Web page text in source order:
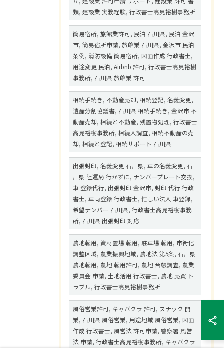
類, 建設業 実務経験, 行政書士高見裕樹事務所
簡易宿所, 旅館業許可, 民泊 石川県, 民泊 金沢
市, 簡易宿所申請, 旅館業 石川県, 金沢市 民泊
条例, 消防設備 簡易宿所, 図面作成 行政書士,
用途変更 民泊, Airbnb 許可, 行政書士高見裕樹
事務所, 石川県 旅館業 許可
相続手続き, 不動産売却, 相続登記, 名義変更,
遺産分割協議書, 石川県 相続手続き, 金沢市 不
動産売却, 相続と不動産, 残置物処理, 行政書士
高見裕樹事務所, 相続人調査, 相続不動産の売
却, 相続と登記, 相続サポート 石川県
出張封印, 名義変更 石川県, 車の名義変更, 石
川県 陸運局 行かずに, ナンバープレート交換,
車 登録代行, 出張封印 金沢市, 封印 代行 行政
書士, 車両登録 行政書士, 忙しい法人 車登録,
希望ナンバー 石川県, 行政書士高見裕樹事務
所, 石川県 出張封印 対応
農地転用, 資材置場 転用, 駐車場 転用, 市街化
調整区域, 農業振興地域, 農地法 第5条, 石川県
農地転用, 農地 転用許可, 農地 台帳調査, 農業
委員会 申請, 土地活用 行政書士, 農地 売買 ト
ラブル, 行政書士高見裕樹事務所
風俗営業許可, キャバクラ 許可, スナック 開
業, 石川県 風俗営業, 用途地域 風俗営業, 図面
作成 行政書士, 風営法 許可申請, 警察署 風営
法 申請, 行政書士高見裕樹事務所, キャバクラ